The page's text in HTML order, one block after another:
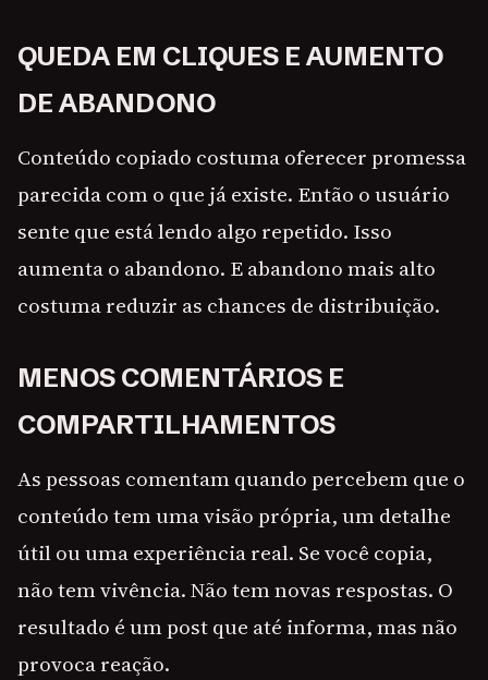
QUEDA EM CLIQUES E AUMENTO
DE ABANDONO
Conteúdo copiado costuma oferecer promessa
parecida com o que já existe. Então o usuário
sente que está lendo algo repetido. Isso
aumenta o abandono. E abandono mais alto
costuma reduzir as chances de distribuição.
MENOS COMENTÁRIOS E
COMPARTILHAMENTOS
As pessoas comentam quando percebem que o
conteúdo tem uma visão própria, um detalhe
útil ou uma experiência real. Se você copia,
não tem vivência. Não tem novas respostas. O
resultado é um post que até informa, mas não
provoca reação.